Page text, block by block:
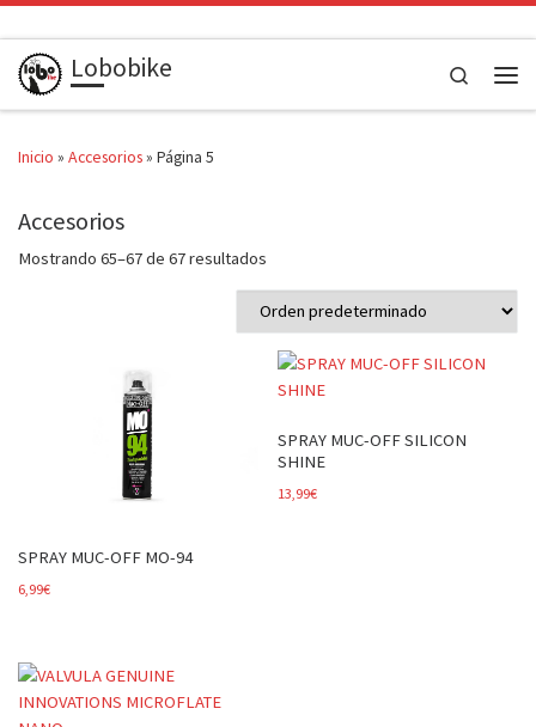
Saltar al contenido
Lobobike
Search
Inicio » Accesorios» Página 5
Accesorios
Mostrando 65–67 de 67 resultados
SPRAY MUC-OFF MO-94
6,99€
SPRAY MUC-OFF SILICON
SHINE
13,99€